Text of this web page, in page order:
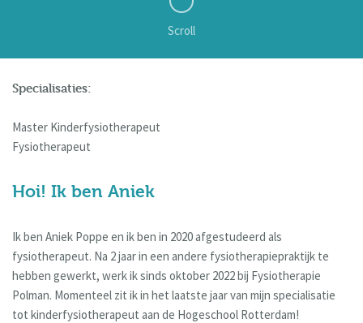
Scroll
Specialisaties:
Master Kinderfysiotherapeut
Fysiotherapeut
Hoi! Ik ben Aniek
Ik ben Aniek Poppe en ik ben in 2020 afgestudeerd als
fysiotherapeut. Na 2 jaar in een andere fysiotherapiepraktijk te
hebben gewerkt, werk ik sinds oktober 2022 bij Fysiotherapie
Polman. Momenteel zit ik in het laatste jaar van mijn specialisatie
tot kinderfysiotherapeut aan de Hogeschool Rotterdam!